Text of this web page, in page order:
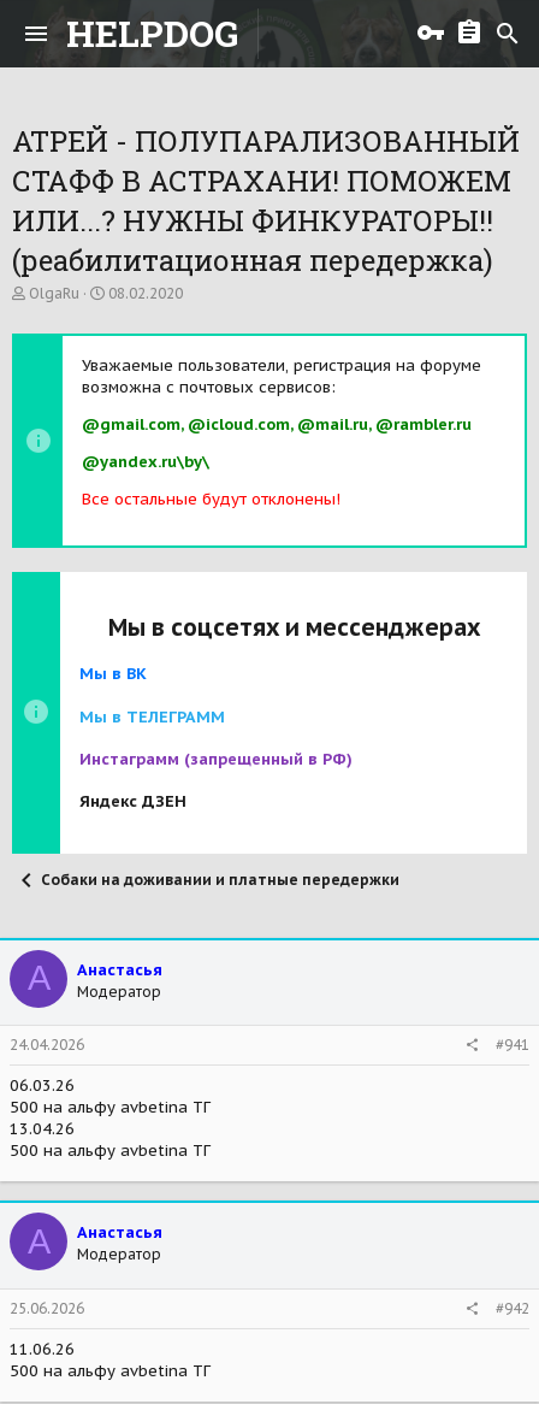
HELPDOG
АТРЕЙ - ПОЛУПАРАЛИЗОВАННЫЙ
СТАФФ В АСТРАХАНИ! ПОМОЖЕМ
ИЛИ...? НУЖНЫ ФИНКУРАТОРЫ!!
(реабилитационная передержка)
А
т
м
ы
OlgaRu
Д
т
н
а
а
а
08.02.2020
Уважаемые пользователи, регистрация на форуме
возможна с почтовых сервисов:
@gmail.com, @icloud.com, @mail.ru, @rambler.ru
@yandex.ru\by\
Все остальные будут отклонены!
Мы в соцсетях и мессенджерах
Мы в ВК
Мы в ТЕЛЕГРАММ
Инстаграмм (запрещенный в РФ)
Яндекс ДЗЕН
Собаки на доживании и платные передержки
А Анастасья
Модератор
24.04.2026 #941
06.03.26
500 на альфу avbetina ТГ
13.04.26
500 на альфу avbetina ТГ
А Анастасья
Модератор
25.06.2026 #942
11.06.26
500 на альфу avbetina ТГ